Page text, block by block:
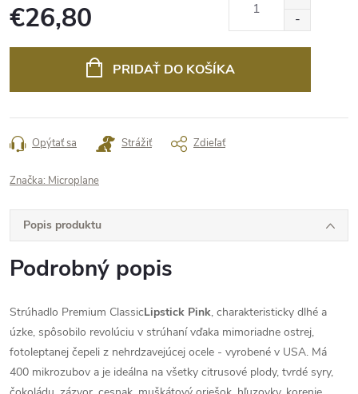
€26,80
PRIDAŤ DO KOŠÍKA
Opýtať sa Strážiť Zdieľať
Značka: Microplane
Popis produktu
Podrobný popis
Strúhadlo Premium ClassicLipstick Pink, charakteristicky dlhé a
úzke, spôsobilo revolúciu v strúhaní vďaka mimoriadne ostrej,
fotoleptanej čepeli z nehrdzavejúcej ocele - vyrobené v USA. Má
400 mikrozubov a je ideálna na všetky citrusové plody, tvrdé syry,